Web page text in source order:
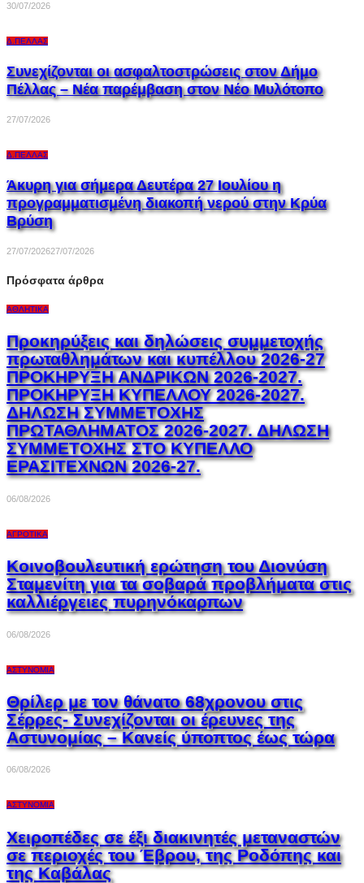
30/07/2026
Δ.ΠΈΛΛΑΣ
Συνεχίζονται οι ασφαλτοστρώσεις στον Δήμο
Πέλλας – Νέα παρέμβαση στον Νέο Μυλότοπο
27/07/2026
Δ.ΠΈΛΛΑΣ
Άκυρη για σήμερα Δευτέρα 27 Ιουλίου η
προγραμματισμένη διακοπή νερού στην Κρύα
Βρύση
27/07/202627/07/2026
Πρόσφατα άρθρα
ΑΘΛΗΤΙΚΆ
Προκηρύξεις και δηλώσεις συμμετοχής
πρωταθλημάτων και κυπέλλου 2026-27
ΠΡΟΚΗΡΥΞΗ ΑΝΔΡΙΚΩΝ 2026-2027.
ΠΡΟΚΗΡΥΞΗ ΚΥΠΕΛΛΟΥ 2026-2027.
ΔΗΛΩΣΗ ΣΥΜΜΕΤΟΧΗΣ
ΠΡΩΤΑΘΛΗΜΑΤΟΣ 2026-2027. ΔΗΛΩΣΗ
ΣΥΜΜΕΤΟΧΗΣ ΣΤΟ ΚΥΠΕΛΛΟ
ΕΡΑΣΙΤΕΧΝΩΝ 2026-27.
06/08/2026
ΑΓΡΟΤΙΚΆ
Κοινοβουλευτική ερώτηση του Διονύση
Σταμενίτη για τα σοβαρά προβλήματα στις
καλλιέργειες πυρηνόκαρπων
06/08/2026
ΑΣΤΥΝΟΜΊΑ
Θρίλερ με τον θάνατο 68χρονου στις
Σέρρες- Συνεχίζονται οι έρευνες της
Αστυνομίας – Κανείς ύποπτος έως τώρα
06/08/2026
ΑΣΤΥΝΟΜΊΑ
Χειροπέδες σε έξι διακινητές μεταναστών
σε περιοχές του Έβρου, της Ροδόπης και
της Καβάλας